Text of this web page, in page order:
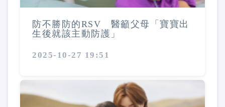
防不勝防的RSV 醫籲父母「寶寶出
生後就該主動防護」
2025-10-27 19:51